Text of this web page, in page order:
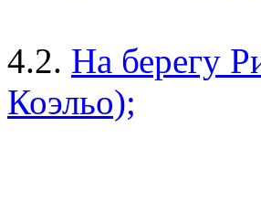
4.2. На берегу
Коэльо);